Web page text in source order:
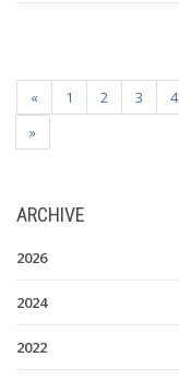
« 1 2 3 4
»
ARCHIVE
2026
2024
2022